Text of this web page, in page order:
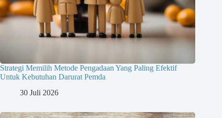
Strategi Memilih Metode Pengadaan Yang Paling Efektif
Untuk Kebutuhan Darurat Pemda
30 Juli 2026